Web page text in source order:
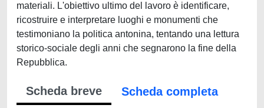
materiali. L'obiettivo ultimo del lavoro è identificare,
ricostruire e interpretare luoghi e monumenti che
testimoniano la politica antonina, tentando una lettura
storico-sociale degli anni che segnarono la fine della
Repubblica.
Scheda breve
Scheda completa